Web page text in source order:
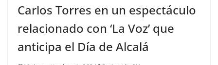
Carlos Torres en un espectáculo
relacionado con ‘La Voz’ que
anticipa el Día de Alcalá